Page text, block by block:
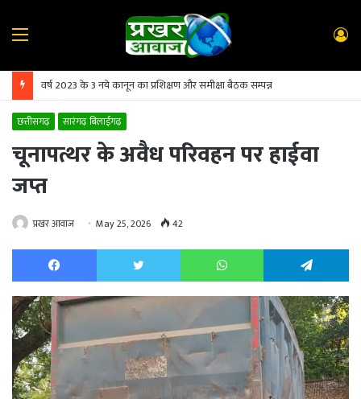
Menu
वर्ष 2023 के 3 नये कानून का प्रशिक्षण और समीक्षा बैठक सम्पन्न
छत्तीसगढ़ सारंगढ़ बिलाईगढ़
चूनापत्थर के अवैध परिवहन पर हाईवा
जप्त
प्रखर आवाज May 25, 2026 42
Facebook Twitter WhatsApp